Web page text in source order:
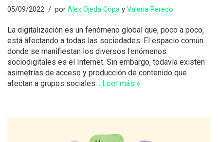
05/09/2022 por Alex Ojeda Copa y Valeria Peredo
La digitalización es un fenómeno global que, poco a poco,
está afectando a todas las sociedades. El espacio común
donde se manifiestan los diversos fenómenos
sociodigitales es el Internet. Sin embargo, todavía existen
asimetrías de acceso y producción de contenido que
afectan a grupos sociales… Leer más »